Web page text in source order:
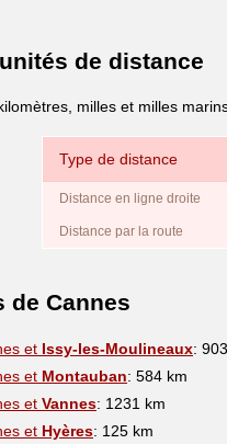
de distance
milles et milles
Type de distance
Distance en ligne droite
Distance par la route
de Cannes
et Issy-les-Moulineaux:
et Montauban: 584 km
et Vannes: 1231 km
et Hyères: 125 km